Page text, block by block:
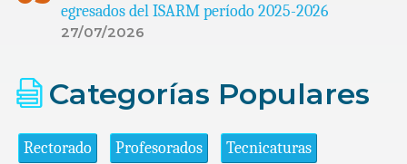
egresados del ISARM período 2025-2026
27/07/2026
Categorías Populares
Rectorado Profesorados Tecnicaturas